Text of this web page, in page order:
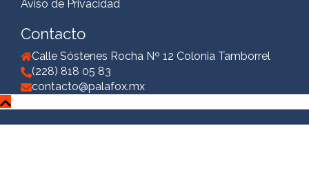
Aviso de Privacidad
Contacto
Calle Sóstenes Rocha Nº 12 Colonia Tamborrel
(228) 818 05 83
contacto@palafox.mx